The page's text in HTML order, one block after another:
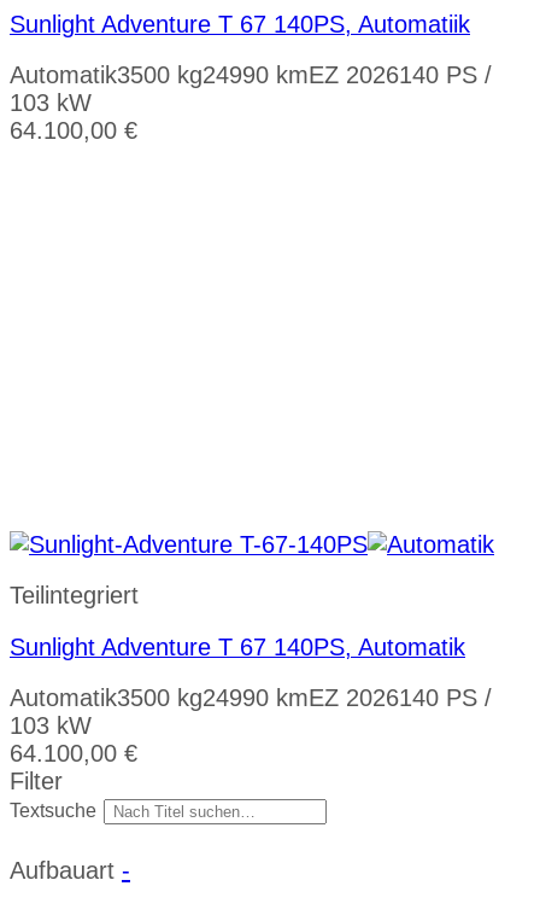
Sunlight Adventure T 67 140PS, Automatiik
Automatik3500 kg24990 kmEZ 2026140 PS /
103 kW
64.100,00 €
Teilintegriert
Sunlight Adventure T 67 140PS, Automatik
Automatik3500 kg24990 kmEZ 2026140 PS /
103 kW
64.100,00 €
Filter
Textsuche
Aufbauart -